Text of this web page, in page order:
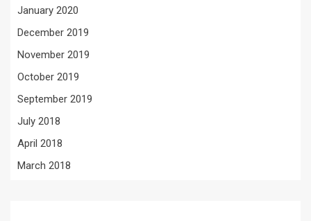
January 2020
December 2019
November 2019
October 2019
September 2019
July 2018
April 2018
March 2018